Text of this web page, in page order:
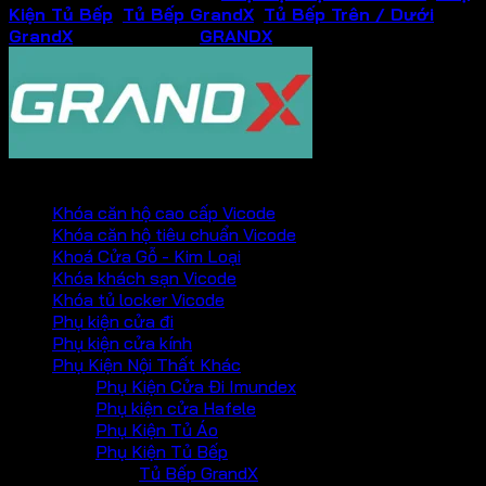
Kiện Tủ Bếp Tủ Bếp GrandX Tủ Bếp Trên / Dưới
GrandX
GRANDX
Khóa căn hộ cao cấp Vicode
Khóa căn hộ tiêu chuẩn Vicode
Khoá Cửa Gỗ - Kim Loại
Khóa khách sạn Vicode
Khóa tủ locker Vicode
Phụ kiện cửa đi
Phụ kiện cửa kính
Phụ Kiện Nội Thất Khác
Phụ Kiện Cửa Đi Imundex
Phụ kiện cửa Hafele
Phụ Kiện Tủ Áo
Phụ Kiện Tủ Bếp
Tủ Bếp GrandX